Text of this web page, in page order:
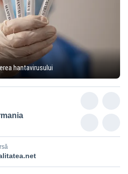
hantavirusului